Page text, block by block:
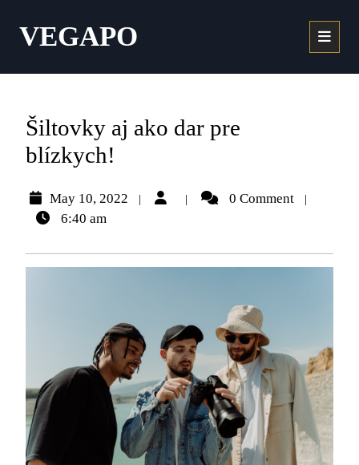
VEGAPO
Šiltovky aj ako dar pre
blízkych!
May 10, 2022 | | 0 Comment |
6:40 am